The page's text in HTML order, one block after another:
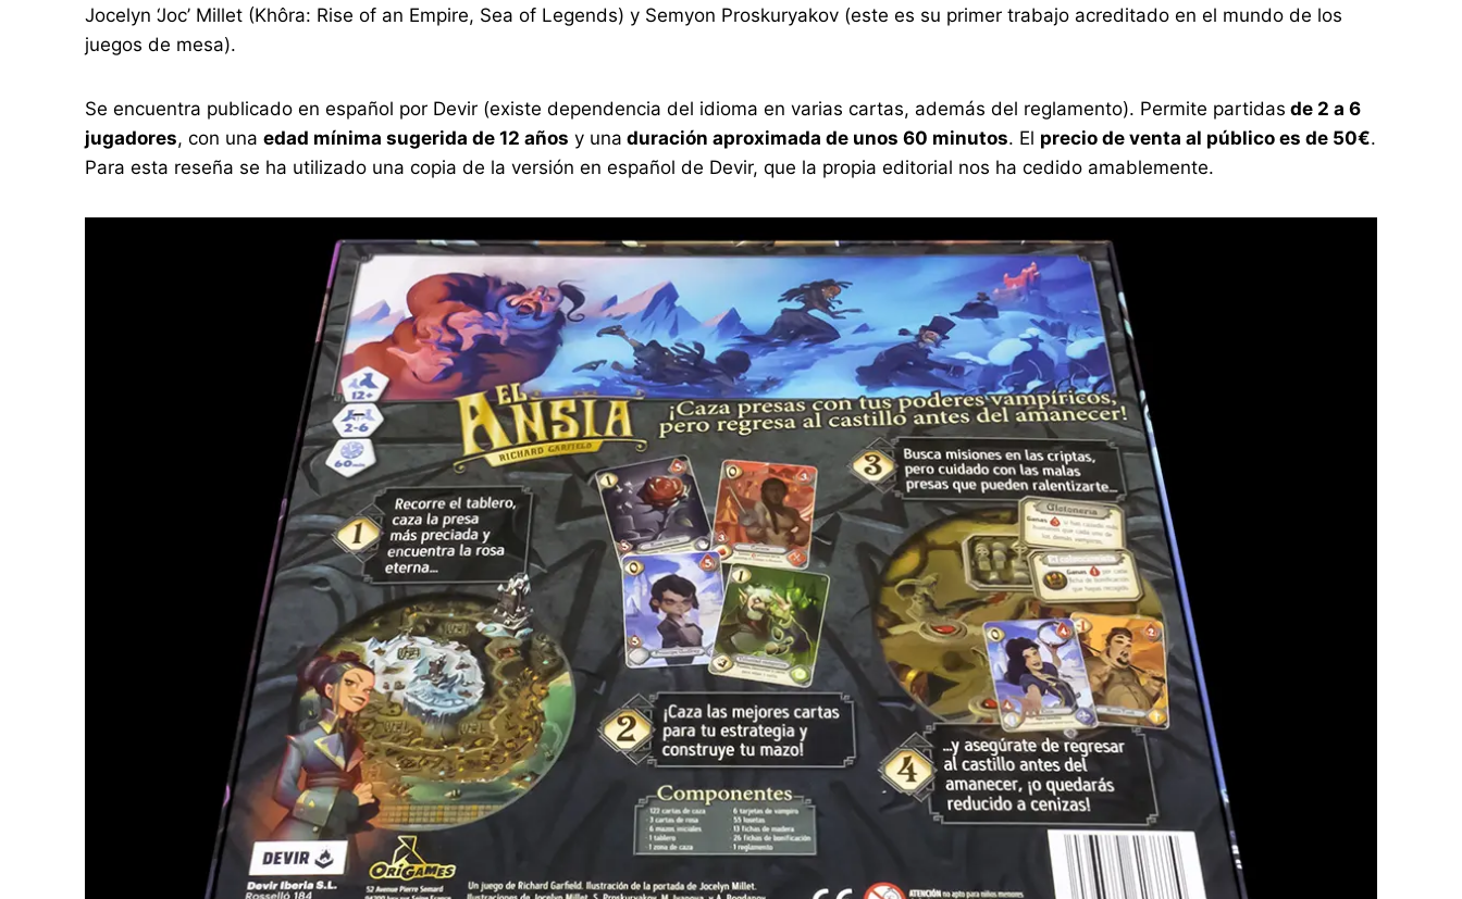
Jocelyn ‘Joc’ Millet (Khôra: Rise of an Empire, Sea of Legends) y Semyon Proskuryakov (este es su primer trabajo acreditado en el mundo de los
juegos de mesa).
Se encuentra publicado en español por Devir (existe dependencia del idioma en varias cartas, además del reglamento). Permite partidas de 2 a 6
jugadores, con unaedad mínima sugerida de 12 años y una duración aproximada de unos 60 minutos. El precio de venta al público es de 50€.
Para esta reseña se ha utilizado una copia de la versión en español de Devir, que la propia editorial nos ha cedido amablemente.